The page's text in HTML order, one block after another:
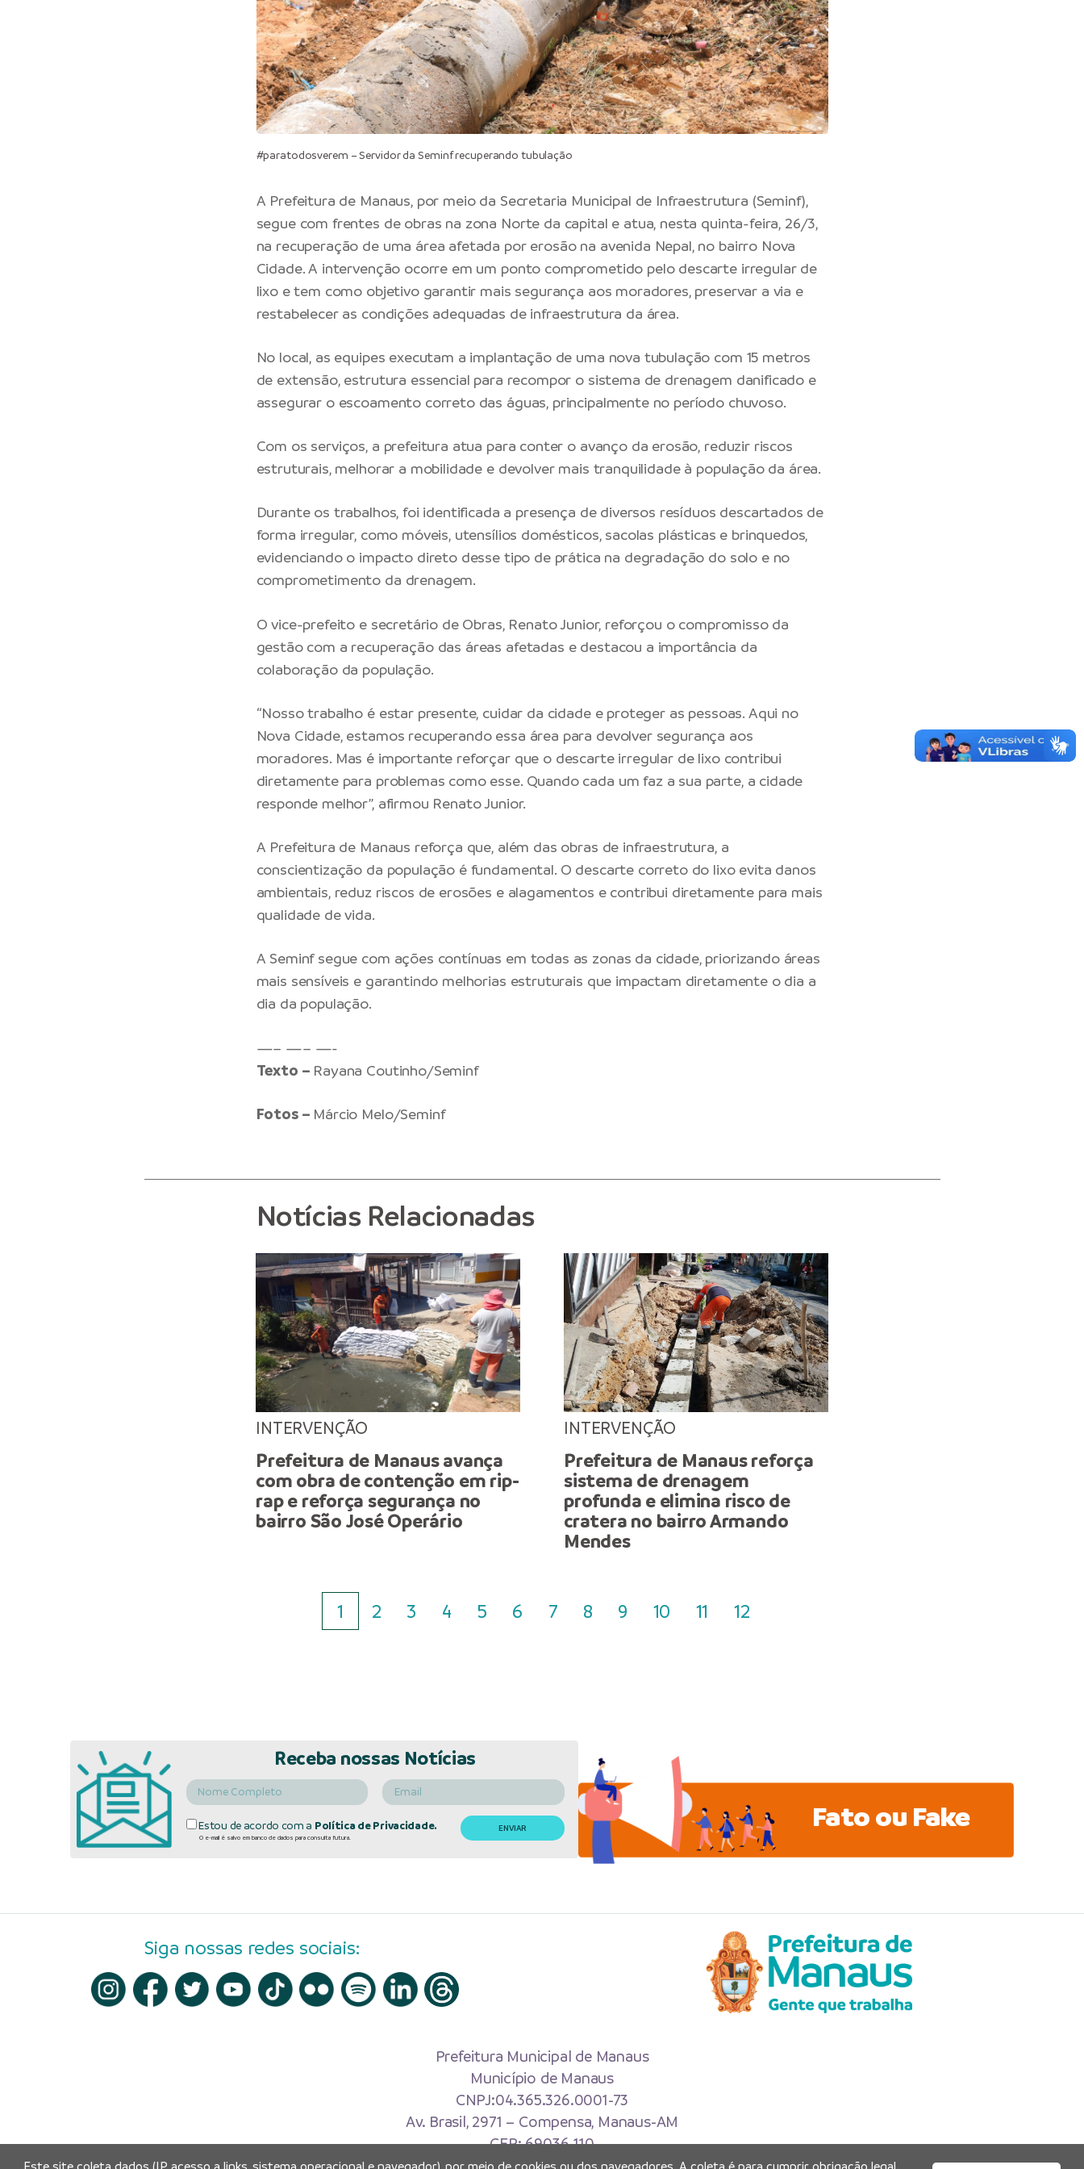
#paratodosverem – Servidor da Seminf recuperando tubulação
A Prefeitura de Manaus, por meio da Secretaria Municipal de Infraestrutura (Seminf),
segue com frentes de obras na zona Norte da capital e atua, nesta quinta-feira, 26/3,
na recuperação de uma área afetada por erosão na avenida Nepal, no bairro Nova
Cidade. A intervenção ocorre em um ponto comprometido pelo descarte irregular de
lixo e tem como objetivo garantir mais segurança aos moradores, preservar a via e
restabelecer as condições adequadas de infraestrutura da área.
No local, as equipes executam a implantação de uma nova tubulação com 15 metros
de extensão, estrutura essencial para recompor o sistema de drenagem danificado e
assegurar o escoamento correto das águas, principalmente no período chuvoso.
Com os serviços, a prefeitura atua para conter o avanço da erosão, reduzir riscos
estruturais, melhorar a mobilidade e devolver mais tranquilidade à população da área.
Durante os trabalhos, foi identificada a presença de diversos resíduos descartados de
forma irregular, como móveis, utensílios domésticos, sacolas plásticas e brinquedos,
evidenciando o impacto direto desse tipo de prática na degradação do solo e no
comprometimento da drenagem.
O vice-prefeito e secretário de Obras, Renato Junior, reforçou o compromisso da
gestão com a recuperação das áreas afetadas e destacou a importância da
colaboração da população.
“Nosso trabalho é estar presente, cuidar da cidade e proteger as pessoas. Aqui no
Nova Cidade, estamos recuperando essa área para devolver segurança aos
moradores. Mas é importante reforçar que o descarte irregular de lixo contribui
diretamente para problemas como esse. Quando cada um faz a sua parte, a cidade
responde melhor”, afirmou Renato Junior.
A Prefeitura de Manaus reforça que, além das obras de infraestrutura, a
conscientização da população é fundamental. O descarte correto do lixo evita danos
ambientais, reduz riscos de erosões e alagamentos e contribui diretamente para mais
qualidade de vida.
A Seminf segue com ações contínuas em todas as zonas da cidade, priorizando áreas
mais sensíveis e garantindo melhorias estruturais que impactam diretamente o dia a
dia da população.
—– —– —-
Texto – Rayana Coutinho/Seminf
Fotos – Márcio Melo/Seminf
Notícias Relacionadas
INTERVENÇÃO
Prefeitura de Manaus avança
com obra de contenção em rip-
rap e reforça segurança no
bairro São José Operário
INTERVENÇÃO
Prefeitura de Manaus reforça
sistema de drenagem
profunda e elimina risco de
cratera no bairro Armando
Mendes
1 2 3 4 5 6 7 8 9 10 11 12
Receba nossas Notícias
Estou de acordo com a Política de Privacidade.
O e-mail é salvo em banco de dados para consulta futura.
Fato ou Fake
Siga nossas redes sociais:
Prefeitura Municipal de Manaus
Município de Manaus
CNPJ:04.365.326.0001-73
Av. Brasil, 2971 – Compensa, Manaus-AM
CEP: 69036-110
Este site coleta dados (IP, acesso a links, sistema operacional e navegador), por meio de cookies ou dos navegadores. A coleta é para cumprir obrigação legal,